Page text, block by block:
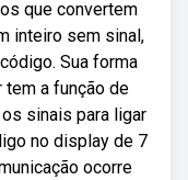
que convertem
inteiro sem sinal,
Sua forma
a função de
sinais para ligar
no display de 7
ocorre